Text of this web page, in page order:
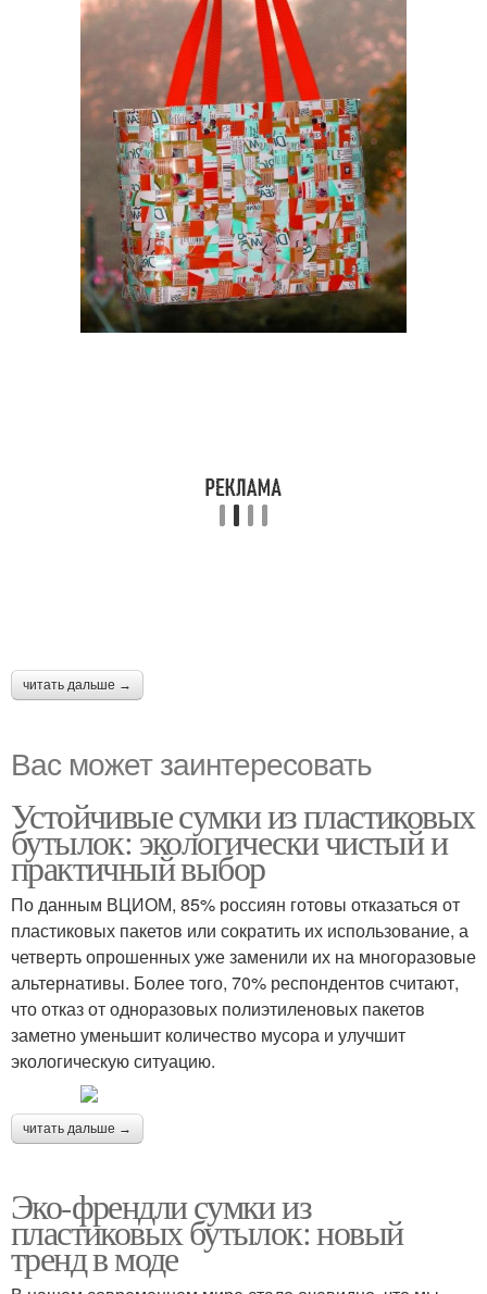
читать дальше →
Вас может заинтересовать
Устойчивые сумки из пластиковых
бутылок: экологически чистый и
практичный выбор
По данным ВЦИОМ, 85% россиян готовы отказаться от
пластиковых пакетов или сократить их использование, а
четверть опрошенных уже заменили их на многоразовые
альтернативы. Более того, 70% респондентов считают,
что отказ от одноразовых полиэтиленовых пакетов
заметно уменьшит количество мусора и улучшит
экологическую ситуацию.
читать дальше →
Эко-френдли сумки из
пластиковых бутылок: новый
тренд в моде